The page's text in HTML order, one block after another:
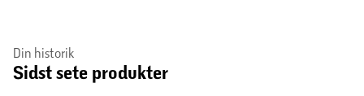
Din historik
Sidst sete produkter